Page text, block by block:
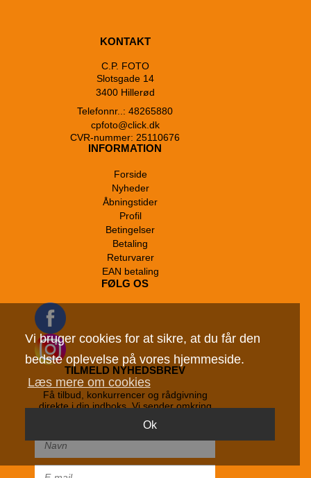
Vi bruger cookies for at sikre, at du får den
bedste oplevelse på vores hjemmeside.
Læs mere om cookies
Ok
KONTAKT
C.P. FOTO
Slotsgade 14
3400 Hillerød
Telefonnr..: 48265880
cpfoto@click.dk
CVR-nummer: 25110676
INFORMATION
Forside
Nyheder
Åbningstider
Profil
Betingelser
Betaling
Returvarer
EAN betaling
FØLG OS
TILMELD NYHEDSBREV
Få tilbud, konkurrencer og rådgivning
direkte i din indboks. Vi sender omkring